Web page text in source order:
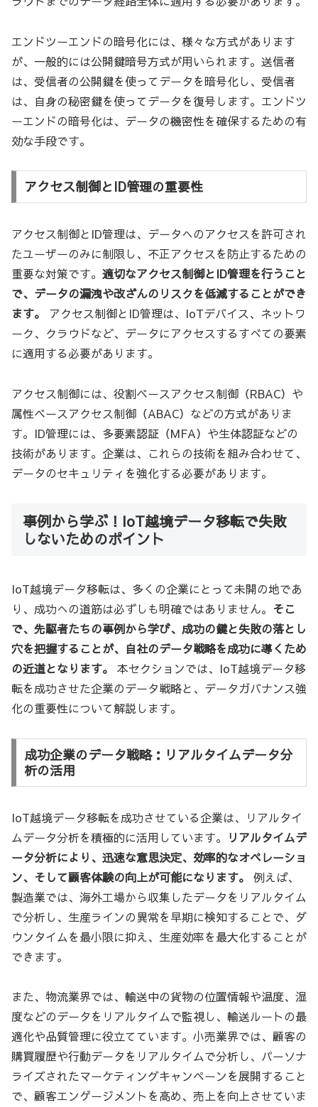
エンドツーエンドの暗号化には、様々な方式があります
が、一般的には公開鍵暗号方式が用いられます。送信者
は、受信者の公開鍵を使ってデータを暗号化し、受信者
は、自身の秘密鍵を使ってデータを復号します。エンドツ
ーエンドの暗号化は、データの機密性を確保するための有
効な手段です。
アクセス制御とID管理の重要性
アクセス制御とID管理は、データへのアクセスを許可され
たユーザーのみに制限し、不正アクセスを防止するための
重要な対策です。 適切なアクセス制御とID管理を行うこと
で、データの漏洩や改ざんのリスクを低減することができ
ます。
アクセス制御とID管理は、IoTデバイス、ネットワ
ーク、クラウドなど、データにアクセスするすべての要素
に適用する必要があります。
アクセス制御には、役割ベースアクセス制御（RBAC）や
属性ベースアクセス制御（ABAC）などの方式がありま
す。ID管理には、多要素認証（MFA）や生体認証などの
技術があります。企業は、これらの技術を組み合わせて、
データのセキュリティを強化する必要があります。
事例から学ぶ！IoT越境データ移転で失敗
しないためのポイント
IoT越境データ移転は、多くの企業にとって未開の地であ
り、成功への道筋は必ずしも明確ではありません。 そこ
で、先駆者たちの事例から学び、成功の鍵と失敗の落とし
穴を把握することが、自社のデータ戦略を成功に導くため
の近道となります。
本セクションでは、IoT越境データ移
転を成功させた企業のデータ戦略と、データガバナンス強
化の重要性について解説します。
成功企業のデータ戦略：リアルタイムデータ分
析の活用
IoT越境データ移転を成功させている企業は、リアルタイ
ムデータ分析を積極的に活用しています。 リアルタイムデ
ータ分析により、迅速な意思決定、効率的なオペレーショ
ン、そして顧客体験の向上が可能になります。
例えば、
製造業では、海外工場から収集したデータをリアルタイム
で分析し、生産ラインの異常を早期に検知することで、ダ
ウンタイムを最小限に抑え、生産効率を最大化することが
できます。
また、物流業界では、輸送中の貨物の位置情報や温度、湿
度などのデータをリアルタイムで監視し、輸送ルートの最
適化や品質管理に役立てています。小売業界では、顧客の
購買履歴や行動データをリアルタイムで分析し、パーソナ
ライズされたマーケティングキャンペーンを展開すること
で、顧客エンゲージメントを高め、売上を向上させていま